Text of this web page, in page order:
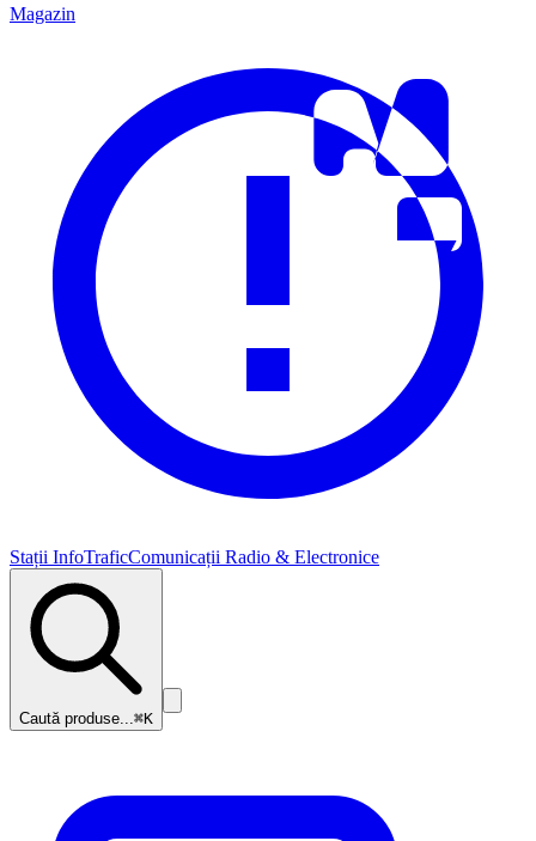
Magazin
Stații InfoTraficComunicații Radio & Electronice
Caută produse...⌘K